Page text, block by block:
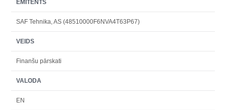
EMITENTS
SAF Tehnika, AS (48510000F6NVA4T63P67)
VEIDS
Finanšu pārskati
VALODA
EN